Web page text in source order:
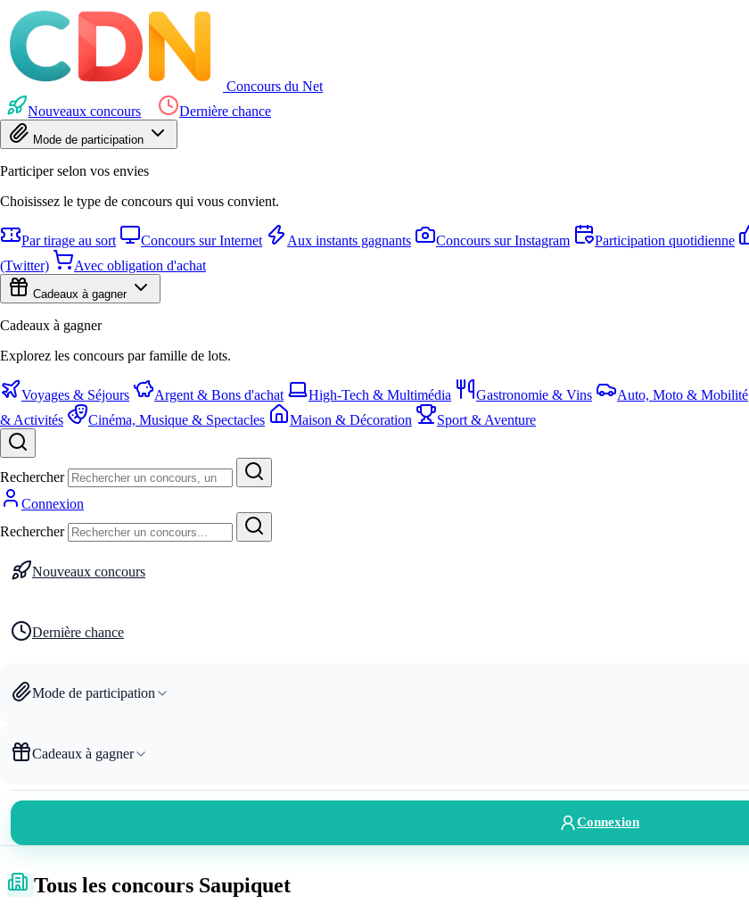
Concours du Net
Nouveaux concours
Dernière chance
Mode de participation
Participer selon vos envies
Choisissez le type de concours qui vous convient.
Par tirage au sort Concours sur Internet Aux instants gagnants Concours sur Instagram Participation quotidienne
(Twitter)
Avec obligation d'achat
Cadeaux à gagner
Cadeaux à gagner
Explorez les concours par famille de lots.
Voyages & Séjours Argent & Bons d'achat High-Tech & Multimédia Gastronomie & Vins Auto, Moto & Mobilité
& Activités
Cinéma, Musique & Spectacles Maison & Décoration Sport & Aventure
Rechercher
Connexion
Rechercher
Nouveaux concours
Dernière chance
Mode de participation
Cadeaux à gagner
Connexion
Tous les concours Saupiquet